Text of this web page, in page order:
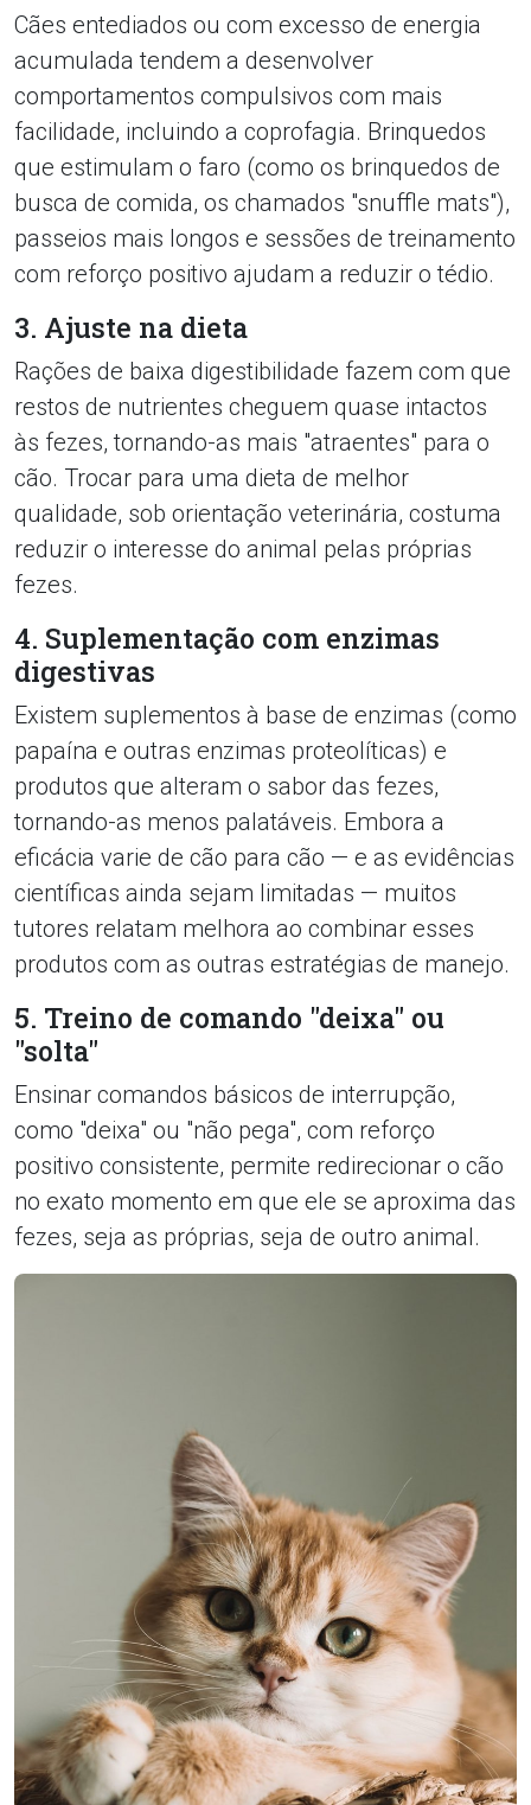
Cães entediados ou com excesso de energia
acumulada tendem a desenvolver
comportamentos compulsivos com mais
facilidade, incluindo a coprofagia. Brinquedos
que estimulam o faro (como os brinquedos de
busca de comida, os chamados "snuffle mats"),
passeios mais longos e sessões de treinamento
com reforço positivo ajudam a reduzir o tédio.
3. Ajuste na dieta
Rações de baixa digestibilidade fazem com que
restos de nutrientes cheguem quase intactos
às fezes, tornando-as mais "atraentes" para o
cão. Trocar para uma dieta de melhor
qualidade, sob orientação veterinária, costuma
reduzir o interesse do animal pelas próprias
fezes.
4. Suplementação com enzimas
digestivas
Existem suplementos à base de enzimas (como
papaína e outras enzimas proteolíticas) e
produtos que alteram o sabor das fezes,
tornando-as menos palatáveis. Embora a
eficácia varie de cão para cão — e as evidências
científicas ainda sejam limitadas — muitos
tutores relatam melhora ao combinar esses
produtos com as outras estratégias de manejo.
5. Treino de comando "deixa" ou
"solta"
Ensinar comandos básicos de interrupção,
como "deixa" ou "não pega", com reforço
positivo consistente, permite redirecionar o cão
no exato momento em que ele se aproxima das
fezes, seja as próprias, seja de outro animal.